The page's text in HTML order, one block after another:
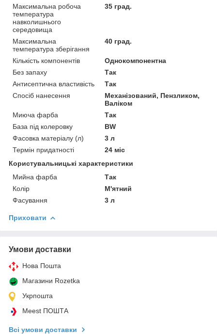
Максимальна робоча
температура
навколишнього
середовища
35 град.
Максимальна
температура зберігання
40 град.
Кількість компонентів
Однокомпонентна
Без запаху
Так
Антисептична властивість
Так
Спосіб нанесення
Механізований, Пензликом,
Валіком
Миюча фарба
Так
База під колеровку
BW
Фасовка матеріалу (л)
3 л
Термін придатності
24 міс
Користувальницькі характеристики
Мийна фарба
Так
Колір
М'ятний
Фасування
3 л
Приховати
Умови доставки
Нова Пошта
Магазини Rozetka
Укрпошта
Meest ПОШТА
Всі умови доставки